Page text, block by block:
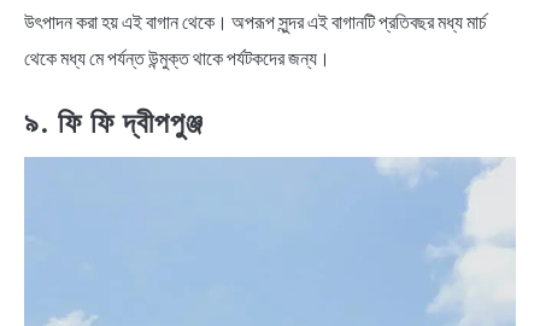
উৎপাদন করা হয় এই বাগান থেকে। অপরূপ সুন্দর এই বাগানটি প্রতিবছর মধ্য মার্চ
থেকে মধ্য মে পর্যন্ত উন্মুক্ত থাকে পর্যটকদের জন্য।
৯. ফি ফি দ্বীপপুঞ্জ